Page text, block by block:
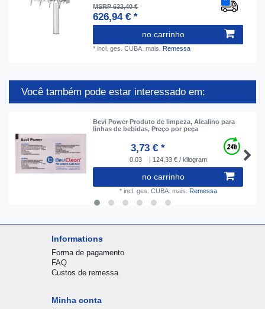
MSRP 633,40 €
626,94 € *
no carrinho
*incl. ges. CUBA. mais. Remessa
Você também pode estar interessado em:
Bevi Power Produto de limpeza, Alcalino para
linhas de bebidas, Preço por peça
3,73 € *
0.03 | 124,33 € / kilogram
no carrinho
* incl. ges. CUBA. mais. Remessa
Informations
Forma de pagamento
FAQ
Custos de remessa
Minha conta